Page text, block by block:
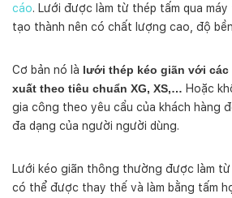
cáo. Lưới được làm từ thép tấm qua
tạo thành nên có chất lượng cao, độ
Cơ bản nó là lưới thép kéo giãn với
xuất theo tiêu chuẩn XG, XS,… Hoặc
gia công theo yêu cẩu của khách hàng
đa dạng của người người dùng.
Lưới kéo giãn thông thường được làm từ
có thể được thay thế và làm bằng tấm